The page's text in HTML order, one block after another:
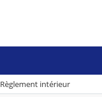
Règlement intérieur